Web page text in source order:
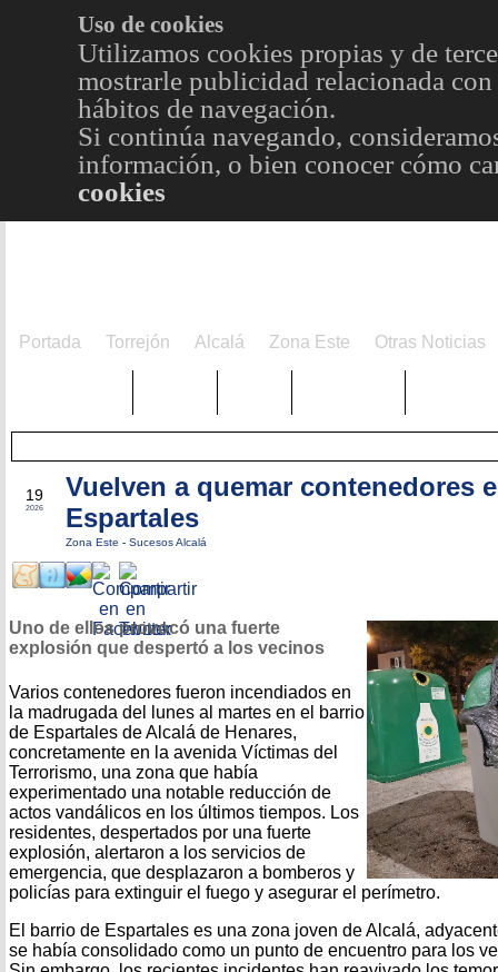
Uso de cookies
Utilizamos cookies propias y de
mostrarle publicidad relacionada
hábitos de navegación.
Si continúa navegando,
información, o bien conocer cómo
cookies
Portada Torrejón Alcalá Zona Este Otras Noticias
19
2026
Vuelven a quemar contenedores
Espartales
Zona Este - Sucesos Alcalá
Uno de ellos provocó una fuerte
explosión que despertó a los vecinos
Varios contenedores fueron incendiados en
la madrugada del lunes al martes en el barrio
de Espartales de Alcalá de Henares,
concretamente en la avenida Víctimas del
Terrorismo, una zona que había
experimentado una notable reducción de
actos vandálicos en los últimos tiempos. Los
residentes, despertados por una fuerte
explosión, alertaron a los servicios de
emergencia, que desplazaron a bomberos y
policías para extinguir el fuego y asegurar el perímetro.
El barrio de Espartales es una zona joven de Alcalá,
se había consolidado como un punto de encuentro para los